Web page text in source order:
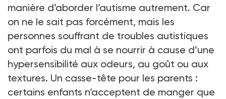
manière d’aborder l’autisme autrement. Car
on ne le sait pas forcément, mais les
personnes souffrant de troubles autistiques
ont parfois du mal à se nourrir à cause d’une
hypersensibilité aux odeurs, au goût ou aux
textures. Un casse-tête pour les parents :
certains enfants n’acceptent de manger que